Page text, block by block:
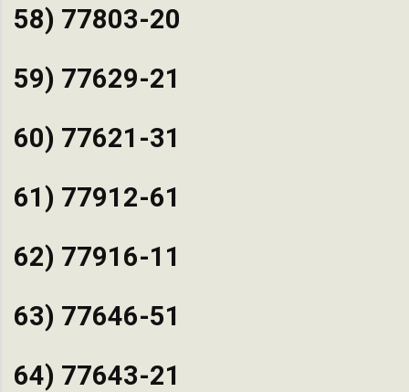
58) 77803-20
59) 77629-21
60) 77621-31
61) 77912-61
62) 77916-11
63) 77646-51
64) 77643-21